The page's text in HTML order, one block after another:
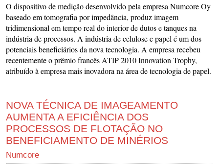
O dispositivo de medição desenvolvido pela empresa Numcore Oy
baseado em tomografia por impedância, produz imagem
tridimensional em tempo real do interior de dutos e tanques na
indústria de processos. A indústria de celulose e papel é um dos
potenciais beneficiários da nova tecnologia. A empresa recebeu
recentemente o prêmio francês ATIP 2010 Innovation Trophy,
atribuído à empresa mais inovadora na área de tecnologia de papel.
NOVA TÉCNICA DE IMAGEAMENTO
AUMENTA A EFICIÊNCIA DOS
PROCESSOS DE FLOTAÇÃO NO
BENEFICIAMENTO DE MINÉRIOS
Numcore